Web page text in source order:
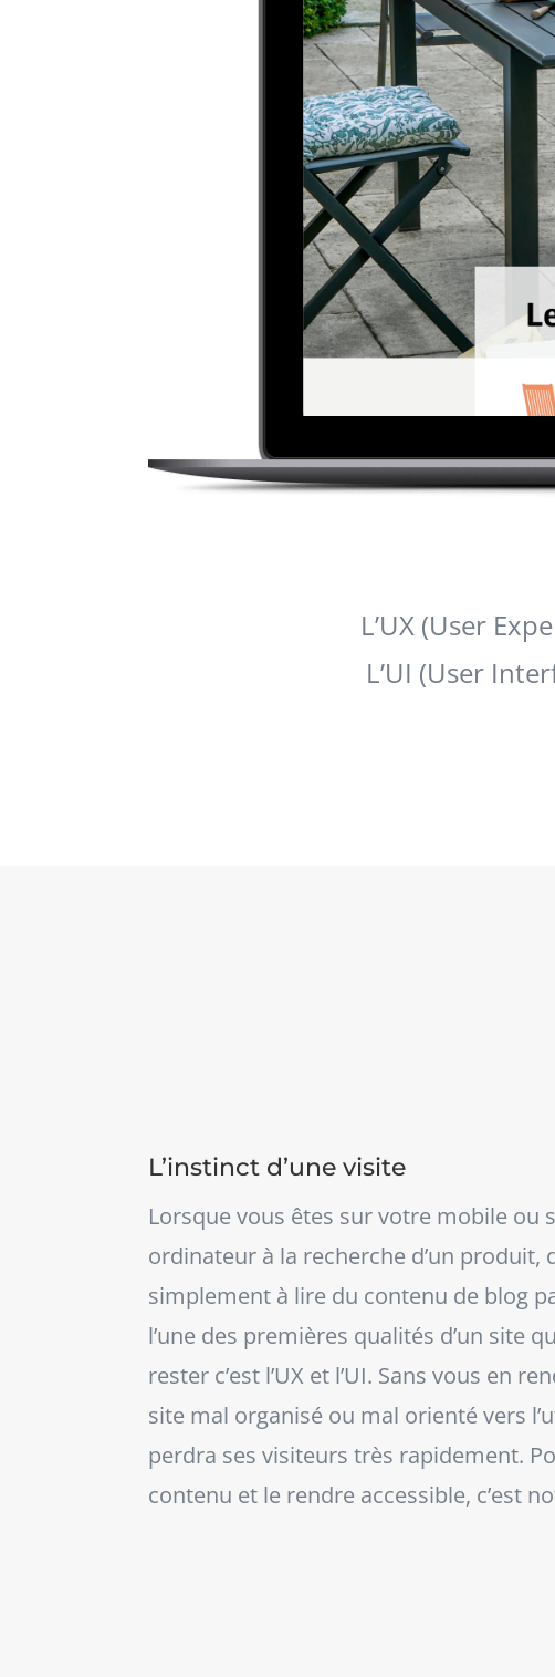
L’UX (User
L’UI (User
L’instinct d’une visite
Lorsque vous êtes sur votre mobile ou
ordinateur à la recherche d’un produit,
simplement à lire du contenu de blog
l’une des premières qualités d’un site
rester c’est l’UX et l’UI. Sans vous en
site mal organisé ou mal orienté vers
perdra ses visiteurs très rapidement.
contenu et le rendre accessible, c’est